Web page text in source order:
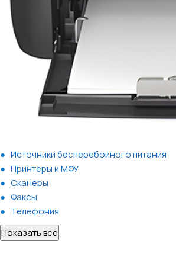
Источники бесперебойного питания
Принтеры и МФУ
Сканеры
Факсы
Телефония
Показать все